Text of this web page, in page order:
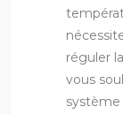
réguler
vous